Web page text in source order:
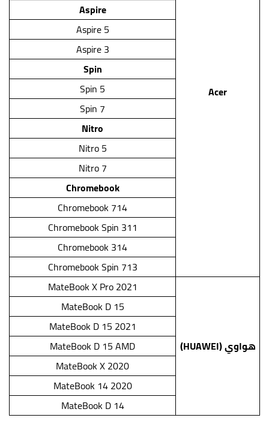
Acer
Aspire
Aspire 5
Aspire 3
Spin
Spin 5
Spin 7
Nitro
Nitro 5
Nitro 7
Chromebook
Chromebook 714
Chromebook Spin 311
Chromebook 314
Chromebook Spin 713
هواوي (HUAWEI)
MateBook X Pro 2021
MateBook D 15
MateBook D 15 2021
MateBook D 15 AMD
MateBook X 2020
MateBook 14 2020
MateBook D 14